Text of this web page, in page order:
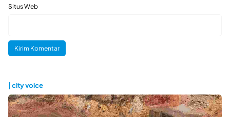
Situs Web
| city voice